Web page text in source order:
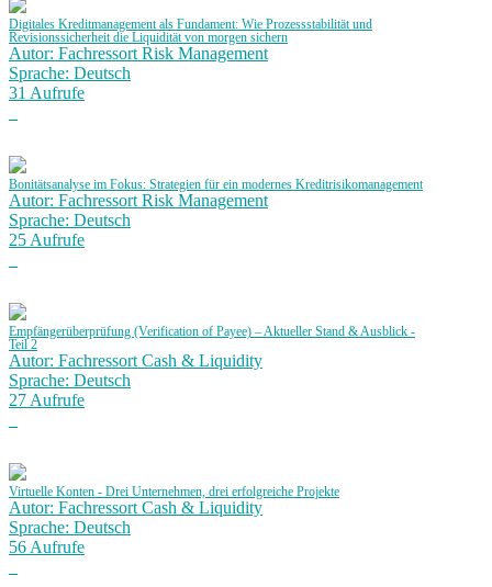
Digitales Kreditmanagement als Fundament: Wie Prozessstabilität und
Revisionssicherheit die Liquidität von morgen sichern
Autor: Fachressort Risk Management
Sprache: Deutsch
31 Aufrufe
Bonitätsanalyse im Fokus: Strategien für ein modernes Kreditrisikomanagement
Autor: Fachressort Risk Management
Sprache: Deutsch
25 Aufrufe
Empfängerüberprüfung (Verification of Payee) – Aktueller Stand & Ausblick -
Teil 2
Autor: Fachressort Cash & Liquidity
Sprache: Deutsch
27 Aufrufe
Virtuelle Konten - Drei Unternehmen, drei erfolgreiche Projekte
Autor: Fachressort Cash & Liquidity
Sprache: Deutsch
56 Aufrufe